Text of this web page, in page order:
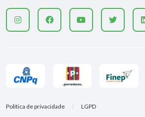
Política de privacidade LGPD